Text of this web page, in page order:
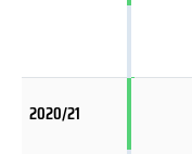
2020/21